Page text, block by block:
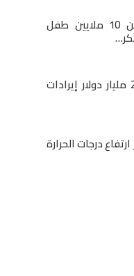
«الصحة»: فحص أكثر من 10 ملايين طفل
«إيلي ليلي» تحقق 22.97 مليار دولار إيرادات
درجات الحرارة